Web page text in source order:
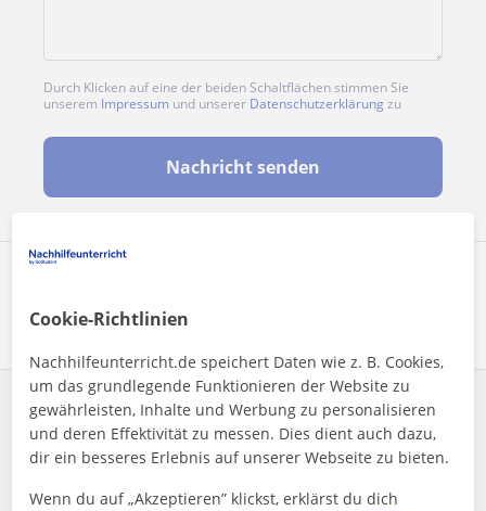
Durch Klicken auf eine der beiden Schaltflächen stimmen Sie
unserem Impressum und unserer Datenschutzerklärung zu
Nachricht senden
Enthält dieses Profil einen Fehler?Melden
RPJAM Student gibt Gitarrenunterricht für Anfänger und Fortg...
Cookie-Richtlinien
Nachhilfeunterricht.de speichert Daten wie z. B. Cookies,
um das grundlegende Funktionieren der Website zu
gewährleisten, Inhalte und Werbung zu personalisieren
und deren Effektivität zu messen. Dies dient auch dazu,
dir ein besseres Erlebnis auf unserer Webseite zu bieten.
Wenn du auf „Akzeptieren” klickst, erklärst du dich